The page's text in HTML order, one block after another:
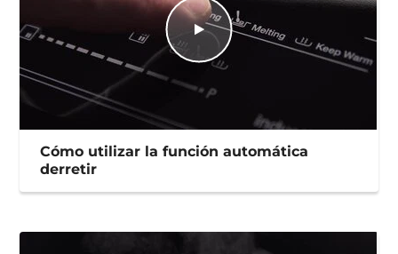
Cómo utilizar la función automática
derretir